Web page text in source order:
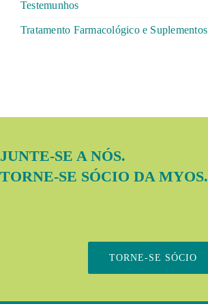
Testemunhos
Tratamento Farmacológico e Suplementos
JUNTE-SE A NÓS.
TORNE-SE SÓCIO DA MYOS.
TORNE-SE SÓCIO